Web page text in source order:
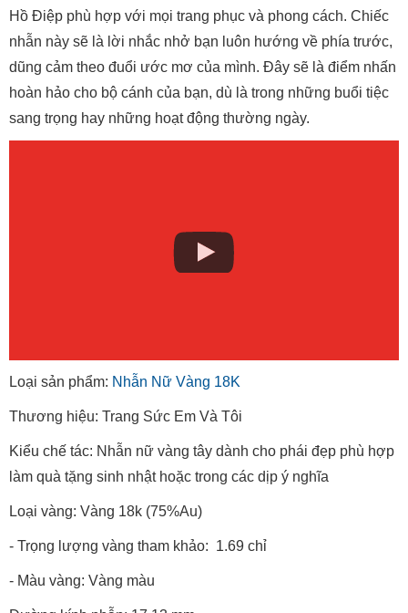
Hồ Điệp phù hợp với mọi trang phục và phong cách. Chiếc
nhẫn này sẽ là lời nhắc nhở bạn luôn hướng về phía trước,
dũng cảm theo đuổi ước mơ của mình. Đây sẽ là điểm nhấn
hoàn hảo cho bộ cánh của bạn, dù là trong những buổi tiệc
sang trọng hay những hoạt động thường ngày.
Loại sản phẩm: Nhẫn Nữ Vàng 18K
Thương hiệu: Trang Sức Em Và Tôi
Kiểu chế tác: Nhẫn nữ vàng tây dành cho phái đẹp phù hợp
làm quà tặng sinh nhật hoặc trong các dịp ý nghĩa
Loại vàng: Vàng 18k (75%Au)
- Trọng lượng vàng tham khảo: 1.69 chỉ
- Màu vàng: Vàng màu